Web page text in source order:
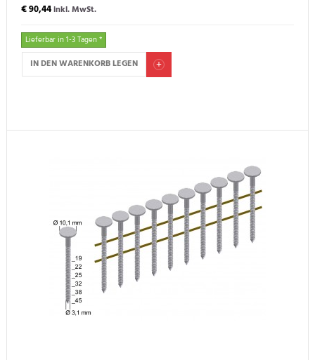
€ 90,44inkl. MwSt.
Lieferbar in 1-3 Tagen *
IN DEN WARENKORB LEGEN